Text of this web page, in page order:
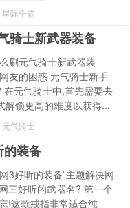
星际争霸
骑士新武器装备
刷元气骑士新武器装
友的困惑 元气骑士新手
在元气骑士中,首先需要去
解锁更高的难度以获得...
元气骑士
的装备
3好听的装备”主题解决网
三好听的武器名? 第一个
!这款戒指非常适合纯